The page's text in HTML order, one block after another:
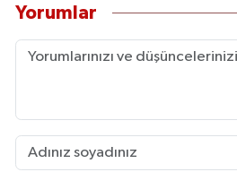
Yorumlar